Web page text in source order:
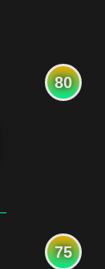
80
75